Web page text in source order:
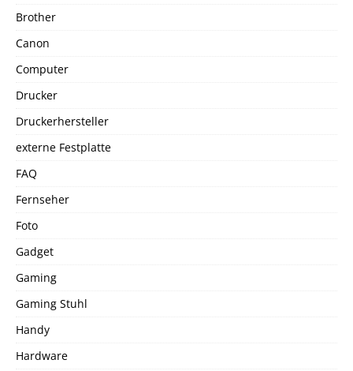
Brother
Canon
Computer
Drucker
Druckerhersteller
externe Festplatte
FAQ
Fernseher
Foto
Gadget
Gaming
Gaming Stuhl
Handy
Hardware